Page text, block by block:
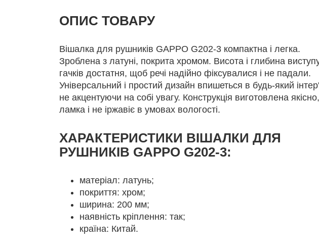
ОПИС ТОВАРУ
Вішалка для рушників GAPPO G202-3 компактна і легка.
Зроблена з латуні, покрита хромом. Висота і глибина
гачків достатня, щоб речі надійно фіксувалися і не падали.
Універсальний і простий дизайн впишеться в будь-який
не акцентуючи на собі увагу. Конструкція виготовлена
ламка і не іржавіє в умовах вологості.
ХАРАКТЕРИСТИКИ ВІШАЛКИ ДЛЯ
РУШНИКІВ GAPPO G202-3:
матеріал: латунь;
покриття: хром;
ширина: 200 мм;
наявність кріплення: так;
країна: Китай.